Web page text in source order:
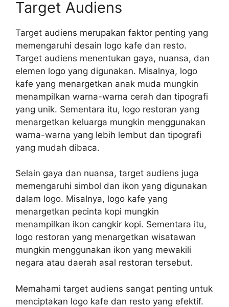
Target Audiens
Target audiens merupakan faktor penting yang
memengaruhi desain logo kafe dan resto.
Target audiens menentukan gaya, nuansa, dan
elemen logo yang digunakan. Misalnya, logo
kafe yang menargetkan anak muda mungkin
menampilkan warna-warna cerah dan tipografi
yang unik. Sementara itu, logo restoran yang
menargetkan keluarga mungkin menggunakan
warna-warna yang lebih lembut dan tipografi
yang mudah dibaca.
Selain gaya dan nuansa, target audiens juga
memengaruhi simbol dan ikon yang digunakan
dalam logo. Misalnya, logo kafe yang
menargetkan pecinta kopi mungkin
menampilkan ikon cangkir kopi. Sementara itu,
logo restoran yang menargetkan wisatawan
mungkin menggunakan ikon yang mewakili
negara atau daerah asal restoran tersebut.
Memahami target audiens sangat penting untuk
menciptakan logo kafe dan resto yang efektif.